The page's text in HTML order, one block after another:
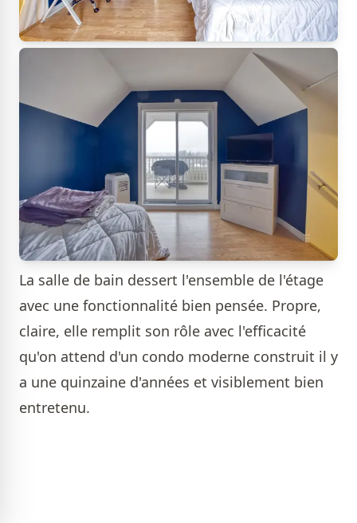
La salle de bain dessert l'ensemble de l'étage
avec une fonctionnalité bien pensée. Propre,
claire, elle remplit son rôle avec l'efficacité
qu'on attend d'un condo moderne construit il y
a une quinzaine d'années et visiblement bien
entretenu.